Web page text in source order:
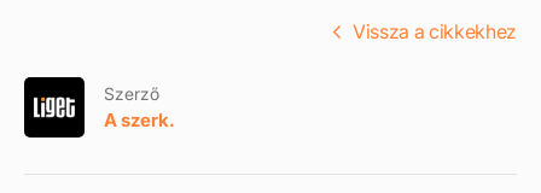
Szerző
A szerk.
Vissza a cikkekhez